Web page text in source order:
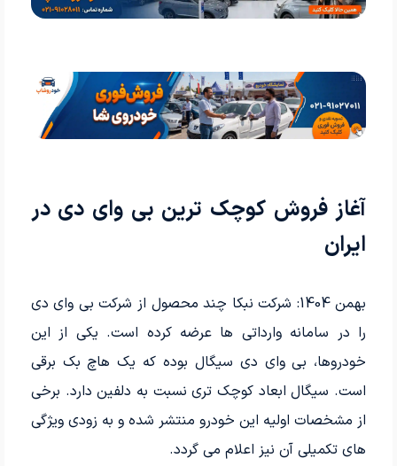
آغاز فروش کوچک ترین بی وای دی در
ایران
بهمن 1404:
شرکت نبکا چند محصول از شرکت بی وای دی
را در سامانه وارداتی ها عرضه کرده است. یکی از این
خودروها، بی وای دی سیگال بوده که یک هاچ بک برقی
است. سیگال ابعاد کوچک تری نسبت به دلفین دارد. برخی
از مشخصات اولیه این خودرو منتشر شده و به زودی ویژگی
های تکمیلی آن نیز اعلام می گردد.